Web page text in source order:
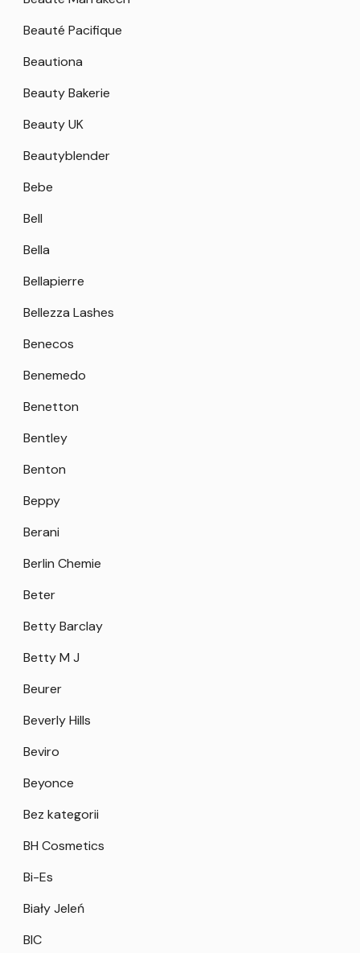
Beauté Pacifique
Beautiona
Beauty Bakerie
Beauty UK
Beautyblender
Bebe
Bell
Bella
Bellapierre
Bellezza Lashes
Benecos
Benemedo
Benetton
Bentley
Benton
Beppy
Berani
Berlin Chemie
Beter
Betty Barclay
Betty M J
Beurer
Beverly Hills
Beviro
Beyonce
Bez kategorii
BH Cosmetics
Bi-Es
Biały Jeleń
BIC